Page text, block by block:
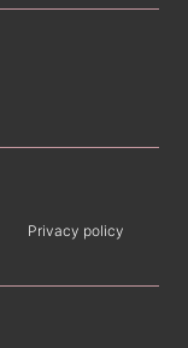
Privacy policy